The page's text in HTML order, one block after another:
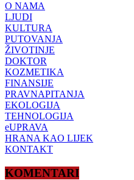
O NAMA
LJUDI
KULTURA
PUTOVANJA
ŽIVOTINJE
DOKTOR
KOZMETIKA
FINANSIJE
PRAVNAPITANJA
EKOLOGIJA
TEHNOLOGIJA
eUPRAVA
HRANA KAO LIJEK
KONTAKT
KOMENTARI